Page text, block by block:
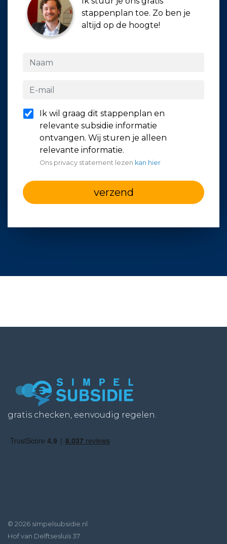
stappenplan toe. Zo ben je
altijd op de hoogte!
Ik wil graag dit stappenplan en
relevante subsidie informatie
ontvangen. Wij sturen je alleen
relevante informatie.
Ons privacy statement lezen kan hier
verzend
gratis checken, eenvoudig regelen.
© 2026 simpelsubsidie.nl
Hof van Delftsesluis 37